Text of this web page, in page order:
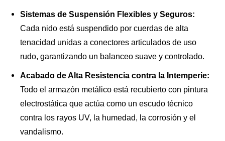
Sistemas de Suspensión Flexibles y Seguros:
Cada nido está suspendido por cuerdas de alta
tenacidad unidas a conectores articulados de uso
rudo, garantizando un balanceo suave y controlado.
Acabado de Alta Resistencia contra la Intemperie:
Todo el armazón metálico está recubierto con pintura
electrostática que actúa como un escudo técnico
contra los rayos UV, la humedad, la corrosión y el
vandalismo.